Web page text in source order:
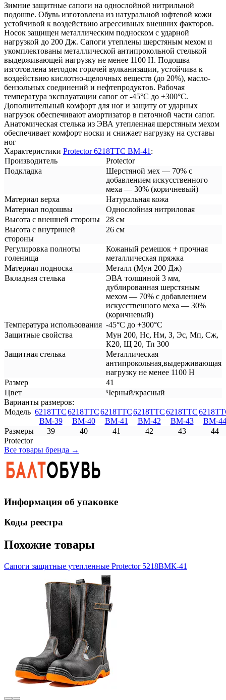
Зимние защитные сапоги на однослойной нитрильной
подошве. Обувь изготовлена из натуральной юфтевой кожи
устойчивой к воздействию агрессивных внешних факторов.
Носок защищен металлическим подноском с ударной
нагрузкой до 200 Дж. Сапоги утеплены шерстяным мехом и
укомплектованы металлической антипрокольной стелькой
выдерживающей нагрузку не менее 1100 Н. Подошва
изготовлена методом горячей вулканизации, устойчива к
воздействию кислотно-щелочных веществ (до 20%), масло-
бензольных соединений и нефтепродуктов. Рабочая
температура эксплуатации сапог от -45°С до +300°С.
Дополнительный комфорт для ног и защиту от ударных
нагрузок обеспечивают амортизатор в пяточной части сапог.
Анатомическая стелька из ЭВА утепленная шерстяным мехом
обеспечивает комфорт носки и снижает нагрузку на суставы
ног
Характеристики Protector 6218ТТС ВМ-41 :
Производитель
Protector
Подкладка
Шерстяной мех — 70% с
добавлением искусственного
меха — 30% (коричневый)
Материал верха
Натуральная кожа
Материал подошвы
Однослойная нитриловая
Высота с внешней стороны
28 см
Высота с внутриней
стороны
26 см
Регулировка полноты
голенища
Кожаный ремешок + прочная
металлическая пряжка
Материал подноска
Металл (Мун 200 Дж)
Вкладная стелька
ЭВА толщиной 3 мм,
дублированная шерстяным
мехом — 70% с добавлением
искусственного меха — 30%
(коричневый)
Температура использования -45°С до +300°С
Защитные свойства
Мун 200, Нс, Нм, З, Эс, Мп, Сж,
К20, Щ 20, Тп 300
Защитная стелька
Металлическая
антипрокольная,выдерживающая
нагрузку не менее 1100 Н
Размер
41
Цвет
Черный/красный
Варианты размеров:
Модель 6218ТТС
ВМ-39
6218ТТС
ВМ-40
6218ТТС
ВМ-41
6218ТТС
ВМ-42
6218ТТС
ВМ-43
ВМ-44
Размеры
39 40 41 42 43
44
Protector
Все товары бренда →
Информация об упаковке
Коды реестра
Похожие товары
Сапоги защитные утепленные Protector 5218ВМК-41